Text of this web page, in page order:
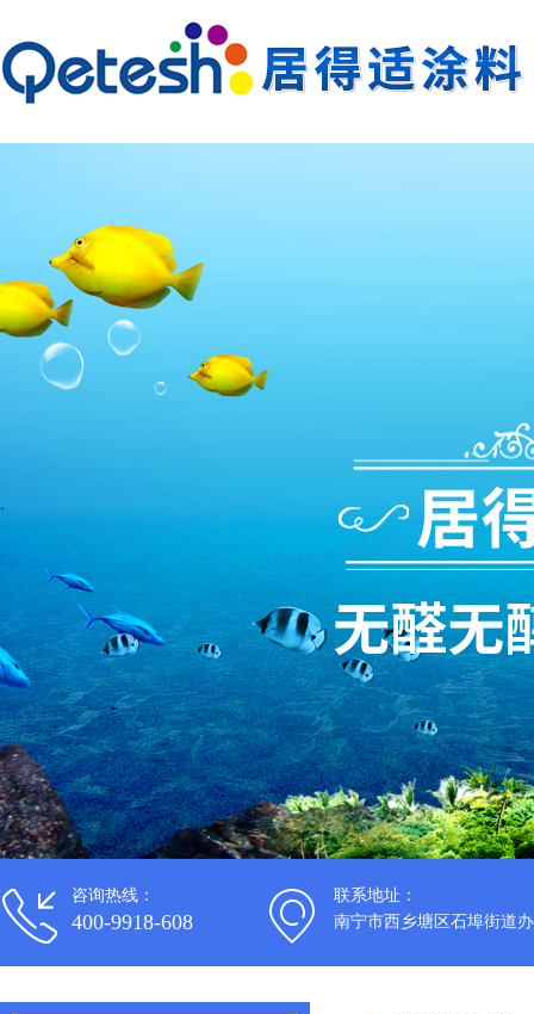
咨询热线：
400-9918-608
联系地址：
南宁市西乡塘区石埠街道